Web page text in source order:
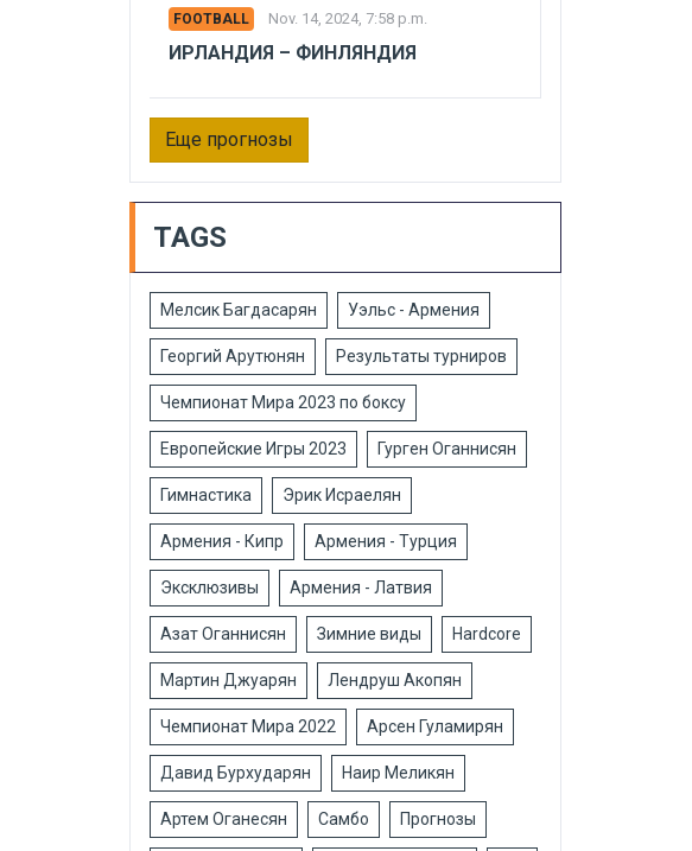
FOOTBALL Nov. 14, 2024, 7:58 p.m.
ИРЛАНДИЯ – ФИНЛЯНДИЯ
Еще прогнозы
TAGS
Мелсик Багдасарян Уэльс - Армения
Георгий Арутюнян Результаты турниров
Чемпионат Мира 2023 по боксу
Европейские Игры 2023 Гурген Оганнисян
Гимнастика Эрик Исраелян
Армения - Кипр Армения - Турция
Эксклюзивы Армения - Латвия
Азат Оганнисян Зимние виды Hardcore
Мартин Джуарян Лендруш Акопян
Чемпионат Мира 2022 Арсен Гуламирян
Давид Бурхударян Наир Меликян
Артем Оганесян Самбо Прогнозы